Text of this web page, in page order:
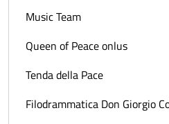
Music Team
Queen of Peace onlus
Tenda della Pace
Filodrammatica Don Giorgio